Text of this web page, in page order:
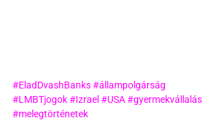
#EladDvashBanks#állampolgárság
#LMBTjogok#Izrael#USA#gyermekvállalás
#melegtörténetek